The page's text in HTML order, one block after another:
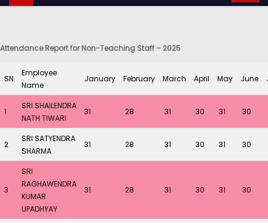
Attendance Report for Non-Teaching Staff – 2025
SN
Employee
Name
January February March April May June
1
SRI SHAILENDRA
NATH TIWARI
31 28 31 30 31 30
2
SRI SATYENDRA
SHARMA
31 28 31 30 31 30
3
SRI
RAGHAWENDRA
KUMAR
UPADHYAY
31 28 31 30 31 30